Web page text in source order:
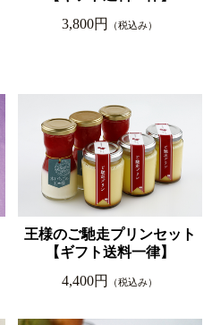
3,800円
（税込み）
王様のご馳走プリンセット
【ギフト送料一律】
4,400円
（税込み）